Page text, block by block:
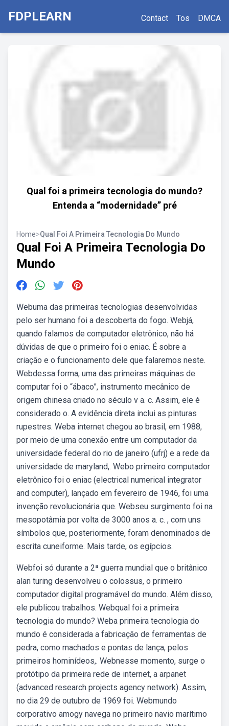
FDPLEARN Contact Tos DMCA
Qual foi a primeira tecnologia do mundo?
Entenda a “modernidade” pré
Home>Qual Foi A Primeira Tecnologia Do Mundo
Qual Foi A Primeira Tecnologia Do
Mundo
Webuma das primeiras tecnologias desenvolvidas
pelo ser humano foi a descoberta do fogo. Webjá,
quando falamos de computador eletrônico, não há
dúvidas de que o primeiro foi o eniac. É sobre a
criação e o funcionamento dele que falaremos neste.
Webdessa forma, uma das primeiras máquinas de
computar foi o “ábaco”, instrumento mecânico de
origem chinesa criado no século v a. c. Assim, ele é
considerado o. A evidência direta inclui as pinturas
rupestres. Weba internet chegou ao brasil, em 1988,
por meio de uma conexão entre um computador da
universidade federal do rio de janeiro (ufrj) e a rede da
universidade de maryland,. Webo primeiro computador
eletrônico foi o eniac (electrical numerical integrator
and computer), lançado em fevereiro de 1946, foi uma
invenção revolucionária que. Webseu surgimento foi na
mesopotâmia por volta de 3000 anos a. c. , com uns
símbolos que, posteriormente, foram denominados de
escrita cuneiforme. Mais tarde, os egípcios.
Webfoi só durante a 2ª guerra mundial que o britânico
alan turing desenvolveu o colossus, o primeiro
computador digital programável do mundo. Além disso,
ele publicou trabalhos. Webqual foi a primeira
tecnologia do mundo? Weba primeira tecnologia do
mundo é considerada a fabricação de ferramentas de
pedra, como machados e pontas de lança, pelos
primeiros hominídeos,. Webnesse momento, surge o
protótipo da primeira rede de internet, a arpanet
(advanced research projects agency network). Assim,
no dia 29 de outubro de 1969 foi. Webmundo
corporativo amogy navega no primeiro navio marítimo